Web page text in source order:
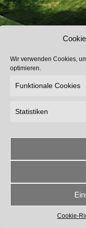
Wir verwenden Cookies,
optimieren.
Funktionale Cookies
Statistiken
Cookie-
The contents of this page are